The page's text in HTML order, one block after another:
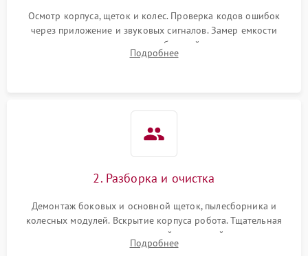
Осмотр корпуса, щеток и колес. Проверка кодов ошибок
через приложение и звуковых сигналов. Замер емкости
аккумулятора и тестирование базовой станции зарядки.
Оценка работы лидара, бампера и датчиков падения для
Подробнее
2. Разборка и очистка
Демонтаж боковых и основной щеток, пылесборника и
колесных модулей. Вскрытие корпуса робота. Тщательная
очистка внутренних полостей, шестерней и плат от
скопившейся пыли, волос и шерсти животных с
Подробнее